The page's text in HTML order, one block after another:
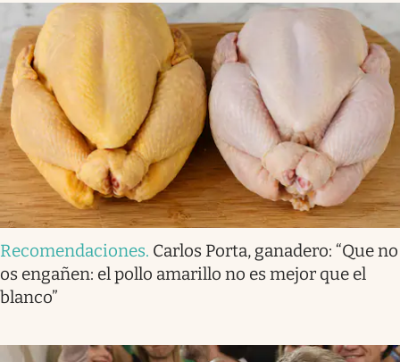
Recomendaciones. Carlos Porta, ganadero: “Que no
os engañen: el pollo amarillo no es mejor que el
blanco”